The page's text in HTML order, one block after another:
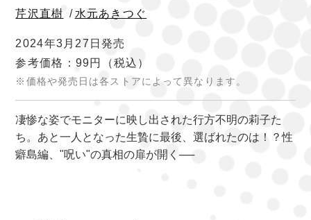
芹沢直樹 / 水元あきつぐ
2024年3月27日発売
参考価格：99円
（税込）
※価格や発売日は各ストアによって異なります。
凄惨な姿でモニターに映し出された行方不明の莉子た
ち。あと一人となった生贄に最後、選ばれたのは！？性
癖島編、"呪い"の真相の扉が開く──